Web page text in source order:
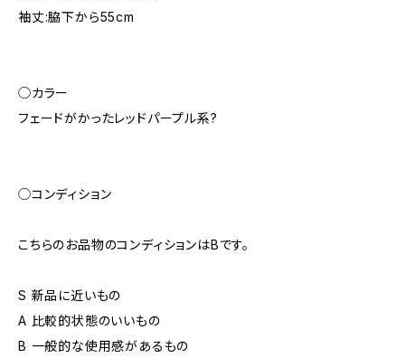
袖丈:脇下から55cm
◯カラー
フェードがかったレッドパープル系?
◯コンディション
こちらのお品物のコンディションはBです。
S 新品に近いもの
A 比較的状態のいいもの
B 一般的な使用感があるもの